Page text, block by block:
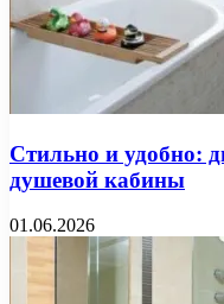
Стильно и удобно:
душевой кабины
01.06.2026